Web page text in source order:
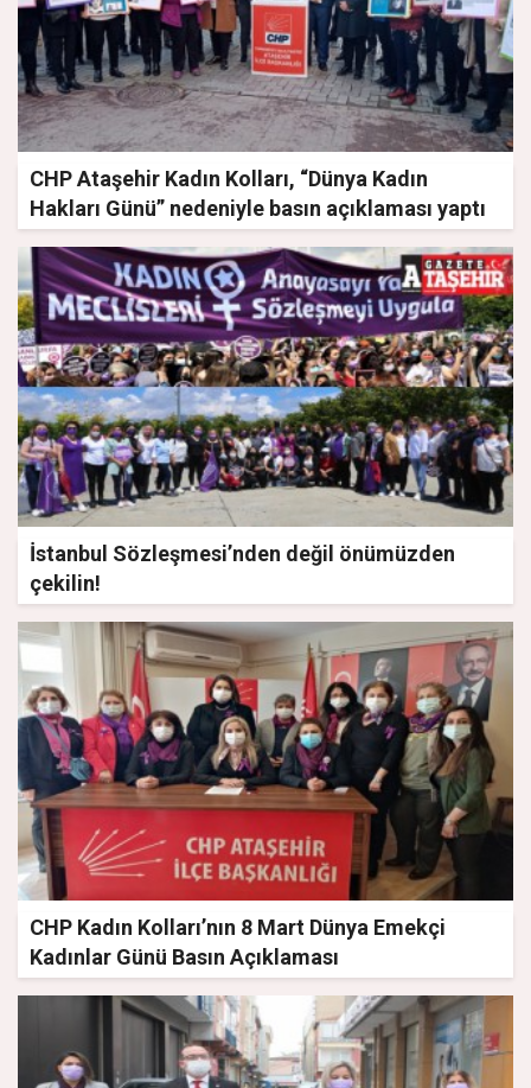
CHP Ataşehir Kadın Kolları, “Dünya Kadın
Hakları Günü” nedeniyle basın açıklaması yaptı
İstanbul Sözleşmesi’nden değil önümüzden
çekilin!
CHP Kadın Kolları’nın 8 Mart Dünya Emekçi
Kadınlar Günü Basın Açıklaması